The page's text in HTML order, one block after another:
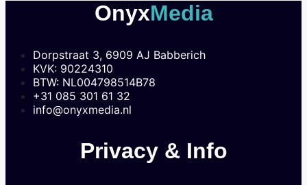
OnyxMedia
Dorpstraat 3, 6909 AJ Babberich
KVK: 90224310
BTW: NL004798514B78
+31 085 301 61 32
info@onyxmedia.nl
Privacy & Info